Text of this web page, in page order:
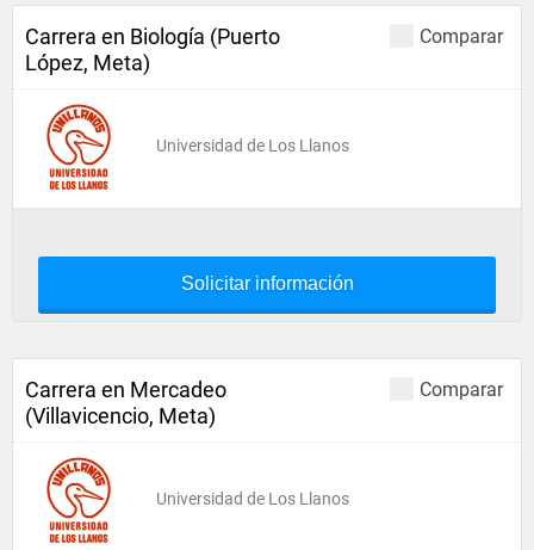
Comparar
Carrera en Biología (Puerto
López, Meta)
Universidad de Los Llanos
Solicitar información
Comparar
Carrera en Mercadeo
(Villavicencio, Meta)
Universidad de Los Llanos